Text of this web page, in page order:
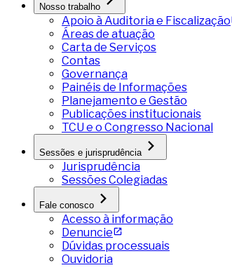
Nosso trabalho
Apoio à Auditoria e Fiscalização
Áreas de atuação
Carta de Serviços
Contas
Governança
Painéis de Informações
Planejamento e Gestão
Publicações institucionais
TCU e o Congresso Nacional
Sessões e jurisprudência
Jurisprudência
Sessões Colegiadas
Fale conosco
Acesso à informação
Denuncie
Dúvidas processuais
Ouvidoria